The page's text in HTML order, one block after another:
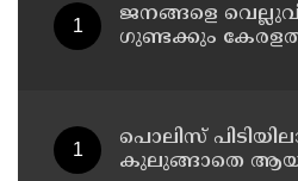
ജനങ്ങളെ
ഗുണ്ടക്കും
പൊലിസ്
കുലുങ്ങാതെ